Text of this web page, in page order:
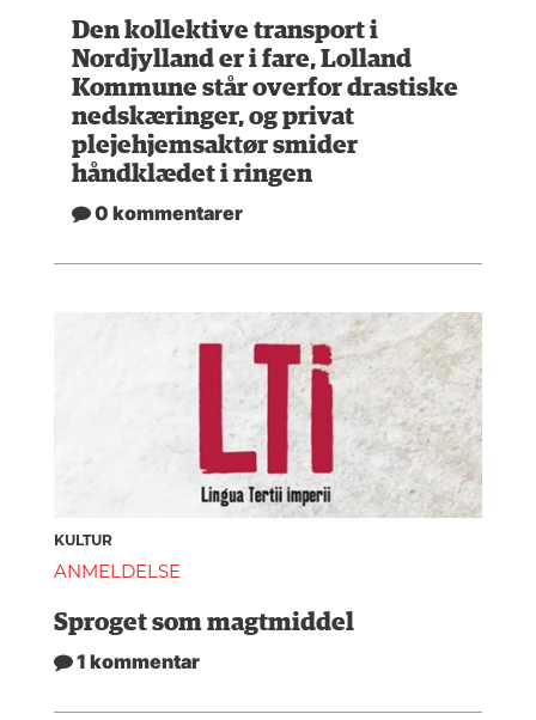
Den kollektive transport i
Nordjylland er i fare, Lolland
Kommune står overfor drastiske
nedskæringer, og privat
plejehjemsaktør smider
håndklædet i ringen
0 kommentarer
KULTUR
ANMELDELSE
Sproget som magtmiddel
1 kommentar